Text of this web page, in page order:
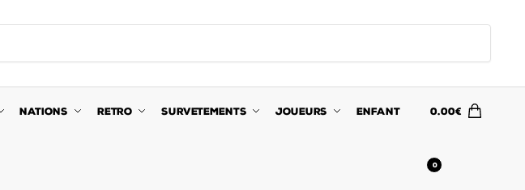
NATIONS RETRO SURVETEMENTS JOUEURS ENFANT 0.00€
0